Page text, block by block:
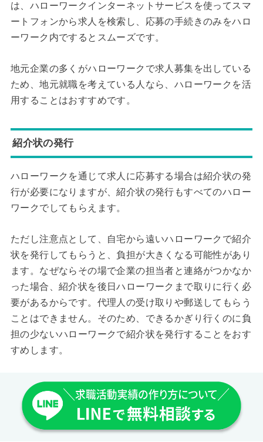
は、ハローワークインターネットサービスを使ってスマ
ートフォンから求人を検索し、応募の手続きのみをハロ
ーワーク内でするとスムーズです。
地元企業の多くがハローワークで求人募集を出している
ため、地元就職を考えている人なら、ハローワークを活
用することはおすすめです。
紹介状の発行
ハローワークを通じて求人に応募する場合は紹介状の発
行が必要になりますが、紹介状の発行もすべてのハロー
ワークでしてもらえます。
ただし注意点として、自宅から遠いハローワークで紹介
状を発行してもらうと、負担が大きくなる可能性があり
ます。なぜならその場で企業の担当者と連絡がつかなか
った場合、紹介状を後日ハローワークまで取りに行く必
要があるからです。代理人の受け取りや郵送してもらう
ことはできません。そのため、できるかぎり行くのに負
担の少ないハローワークで紹介状を発行することをおす
すめします。